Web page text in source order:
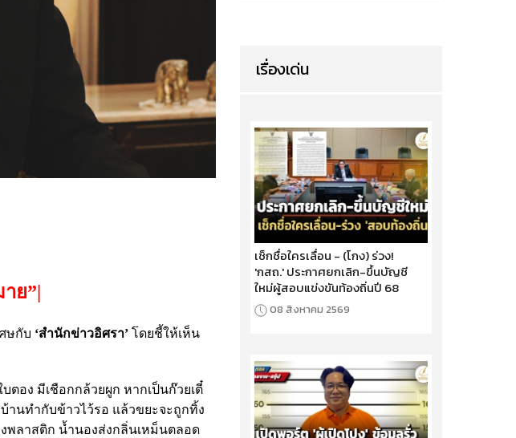
ย”
ษกับ ‘สำนักข่าวอิศรา’ โดยชี้ให้เห็น
อง มีเชือกกล้วยผูก หากเป็นก๊วยเตี๋
านทำกับข้าวไว้รอ แล้วขยะจะถูกทิ้ง
พลาสติก น้ำนองส่งกลิ่นเหม็นตลอด
เรื่องเด่น
เช็กชื่อใครเลื่อน - (โกง) ร่วง!
'กสถ.' ประกาศยกเลิก-ขึ้นบัญชี
ใหม่ผู้สอบแข่งขันท้องถิ่นปี 68
08 สิงหาคม 2569